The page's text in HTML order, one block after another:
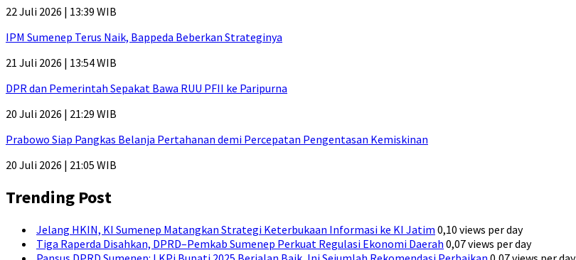
22 Juli 2026 | 13:39 WIB
IPM Sumenep Terus Naik, Bappeda Beberkan Strateginya
21 Juli 2026 | 13:54 WIB
DPR dan Pemerintah Sepakat Bawa RUU PFII ke Paripurna
20 Juli 2026 | 21:29 WIB
Prabowo Siap Pangkas Belanja Pertahanan demi Percepatan Pengentasan Kemiskinan
20 Juli 2026 | 21:05 WIB
Trending Post
Jelang HKIN, KI Sumenep Matangkan Strategi Keterbukaan Informasi ke KI Jatim 0,10 views per day
Tiga Raperda Disahkan, DPRD–Pemkab Sumenep Perkuat Regulasi Ekonomi Daerah 0,07 views per day